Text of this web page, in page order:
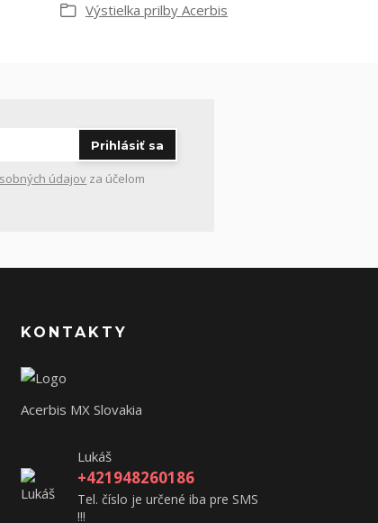
Výstielka prilby Acerbis
Prihlásiť sa
údajov za účelom
KONTAKTY
Acerbis MX Slovakia
Lukáš
+421948260186
Tel. číslo je určené iba pre SMS
!!!